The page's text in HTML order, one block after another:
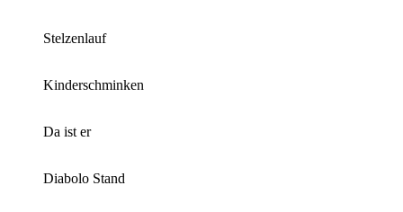
Stelzenlauf
Kinderschminken
Da ist er
Diabolo Stand